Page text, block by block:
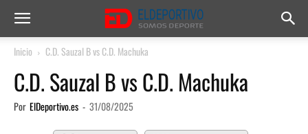
Inicio C.D. Sauzal B vs C.D. Machuka
C.D. Sauzal B vs C.D. Machuka
Por ElDeportivo.es - 31/08/2025